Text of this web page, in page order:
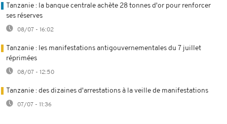
Tanzanie : la banque centrale achète 28 tonnes d'or pour renforcer
ses réserves
08/07 - 16:02
Tanzanie : les manifestations antigouvernementales du 7 juillet
réprimées
08/07 - 12:50
Tanzanie : des dizaines d'arrestations à la veille de manifestations
07/07 - 11:36